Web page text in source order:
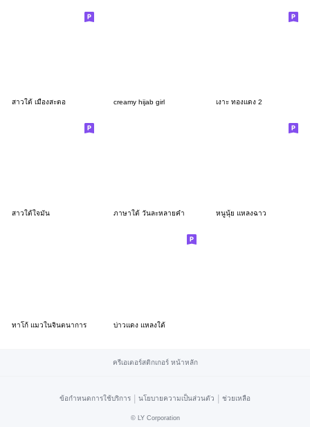
สาวใต้ เมืองสะตอ creamy hijab girl เงาะ ทองแดง 2
สาวใต้ใจมั่น ภาษาใต้ วันละหลายคำ หนูนุ้ย แหลงฉาว
ทาโก้ แมวในจินตนาการ บ่าวแดง แหลงใต้
ครีเอเตอร์สติกเกอร์ หน้าหลัก
ข้อกำหนดการใช้บริการ | นโยบายความเป็นส่วนตัว | ช่วยเหลือ
© LY Corporation